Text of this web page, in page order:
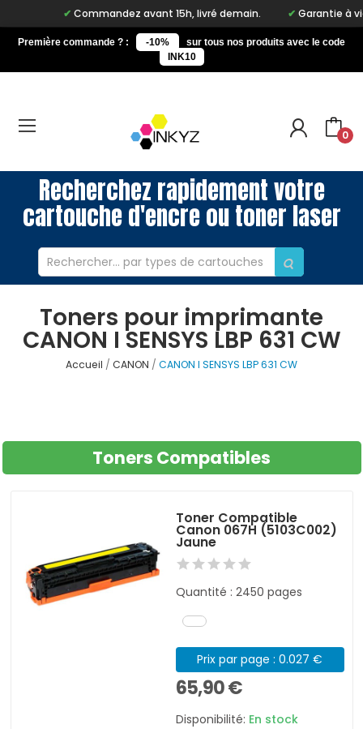
Commandez avant 15h, livré demain. Garantie à vie
Première commande ? : -10%
sur tous nos produits avec le code
INK10
0
Recherchez rapidement votre
cartouche d'encre ou toner laser
Toners pour imprimante
CANON I SENSYS LBP 631 CW
Accueil CANON CANON I SENSYS LBP 631 CW
Toners Compatibles
Toner Compatible
Canon 067H (5103C002)
Jaune
Quantité : 2450 pages
Prix par page : 0.027 €
65,90 €
Disponibilité: En stock